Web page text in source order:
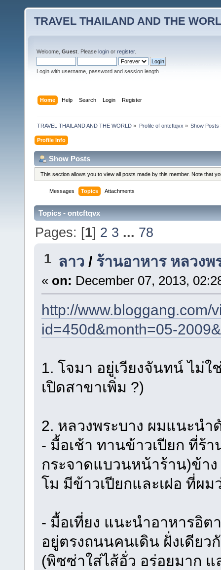
TRAVEL THAILAND AND THE
Welcome, Guest . Please login or register.
Login with username, password and session length
Home Help Search Login Register
TRAVEL THAILAND AND THE WORLD » Profile of ontcftqvx » Show Posts
Profile Info
Show Posts
This section allows you to view all posts made by this member. Note that
Messages Topics Attachments
Topics - ontcftqvx
Pages: [1] 2 3 ... 78
1 ลาว / ร้านอาหาร หลวงพ
« on: December 07, 2013,
http://www.bloggang.com/
id=450d&month=05-
1. โจมา อยู่เวียงจันทน์ ไม่ใ
เปิดสาขาเพิ่ม ?)
2. หลวงพระบาง ผมแนะนำ
- มื้อเช้า ทานข้าวเปียก ที่ร้
กระจาดแบวนหน้าร้าน)ข้า
โม มีข้าวเปียกและเฝอ ที่ผ
- มื้อเที่ยง แนะนำอาหารอิ
อยู่ตรงถนนคนเดิน ฝั่งเดียว
(พิซซ่าใส่ไส้อั่ว อร่อยมาก แ